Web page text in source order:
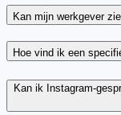
Kan mijn werkgever
Hoe vind ik een
Kan ik Instagram-